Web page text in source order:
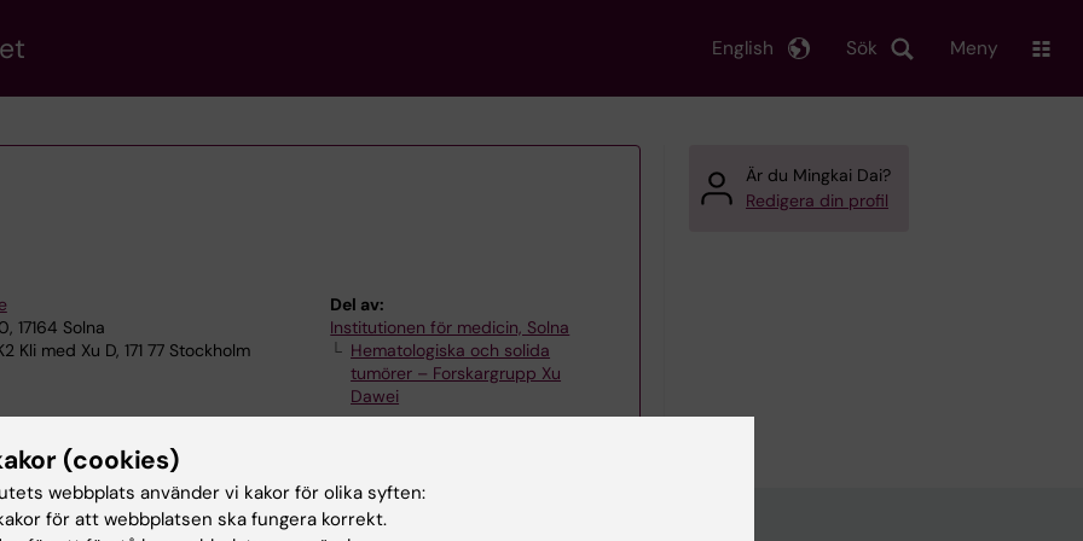
Sök
English Meny
17164 Solna
Kli med Xu D, 171 77 Stockholm
Del av:
Institutionen för medicin, Solna
Hematologiska och solida
tumörer – Forskargrupp Xu
Dawei
Är du Mingkai Dai?
Redigera din profil
(cookies)
webbplats använder vi kakor för olika syften:
för att webbplatsen ska fungera korrekt.